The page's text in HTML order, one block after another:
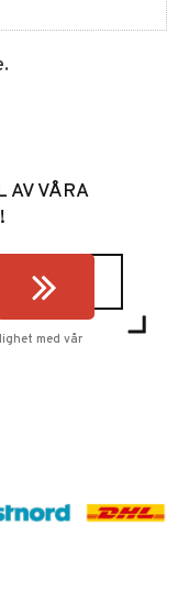
AV VÅRA
med vår